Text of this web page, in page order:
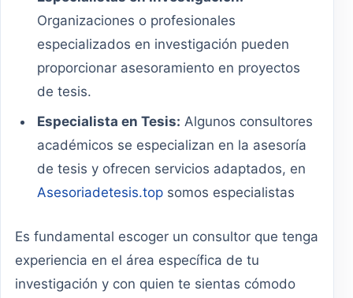
Organizaciones o profesionales
especializados en investigación pueden
proporcionar asesoramiento en proyectos
de tesis.
Especialista en Tesis: Algunos consultores
académicos se especializan en la asesoría
de tesis y ofrecen servicios adaptados, en
Asesoriadetesis.top somos especialistas
Es fundamental escoger un consultor que tenga
experiencia en el área específica de tu
investigación y con quien te sientas cómodo